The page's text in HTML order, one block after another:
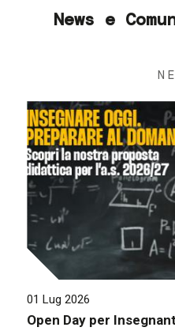
News e
01 Lug 2026
Open Day per